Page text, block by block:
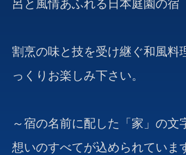
呂と風情あふれる日本庭園の宿
割烹の味と技を受け継ぐ和風料
っくりお楽しみ下さい。
～宿の名前に配した「家」の文
想いのすべてが込められていま